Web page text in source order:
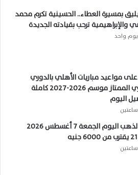
بمسيرة العطاء.. الحسينية تكرم محمد
والإبراهيمية ترحب بقيادته الجديدة
واحد
مواعيد مباريات الأهلي بالدوري
المصري الممتاز موسم 2026-2027 كاملة
اليوم
سعر الذهب اليوم الجمعة 7 أغسطس 2026